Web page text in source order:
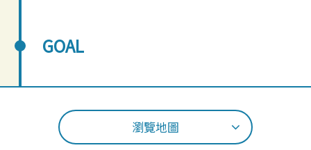
GOAL
瀏覽地圖